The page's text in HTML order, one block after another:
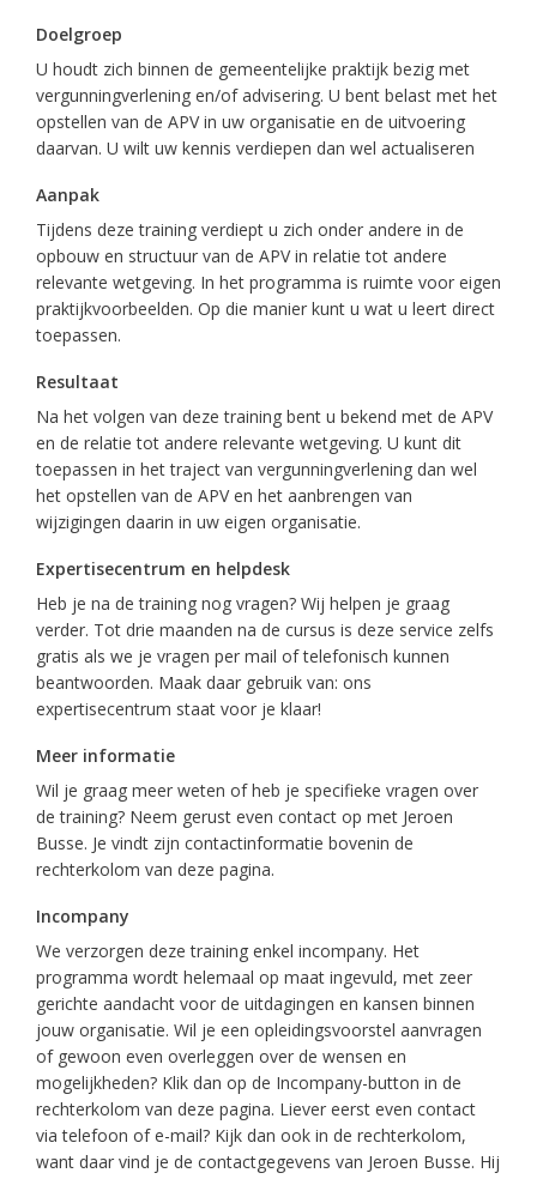
Doelgroep
U houdt zich binnen de gemeentelijke praktijk bezig met
vergunningverlening en/of advisering. U bent belast met het
opstellen van de APV in uw organisatie en de uitvoering
daarvan. U wilt uw kennis verdiepen dan wel actualiseren
Aanpak
Tijdens deze training verdiept u zich onder andere in de
opbouw en structuur van de APV in relatie tot andere
relevante wetgeving. In het programma is ruimte voor eigen
praktijkvoorbeelden. Op die manier kunt u wat u leert direct
toepassen.
Resultaat
Na het volgen van deze training bent u bekend met de APV
en de relatie tot andere relevante wetgeving. U kunt dit
toepassen in het traject van vergunningverlening dan wel
het opstellen van de APV en het aanbrengen van
wijzigingen daarin in uw eigen organisatie.
Expertisecentrum en helpdesk
Heb je na de training nog vragen? Wij helpen je graag
verder. Tot drie maanden na de cursus is deze service zelfs
gratis als we je vragen per mail of telefonisch kunnen
beantwoorden. Maak daar gebruik van: ons
expertisecentrum staat voor je klaar!
Meer informatie
Wil je graag meer weten of heb je specifieke vragen over
de training? Neem gerust even contact op met Jeroen
Busse. Je vindt zijn contactinformatie bovenin de
rechterkolom van deze pagina.
Incompany
We verzorgen deze training enkel incompany. Het
programma wordt helemaal op maat ingevuld, met zeer
gerichte aandacht voor de uitdagingen en kansen binnen
jouw organisatie. Wil je een opleidingsvoorstel aanvragen
of gewoon even overleggen over de wensen en
mogelijkheden? Klik dan op de Incompany-button in de
rechterkolom van deze pagina. Liever eerst even contact
via telefoon of e-mail? Kijk dan ook in de rechterkolom,
want daar vind je de contactgegevens van Jeroen Busse. Hij